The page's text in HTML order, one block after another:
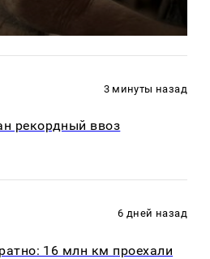
3 минуты назад
рекордный ввоз
6 дней назад
16 млн км проехали